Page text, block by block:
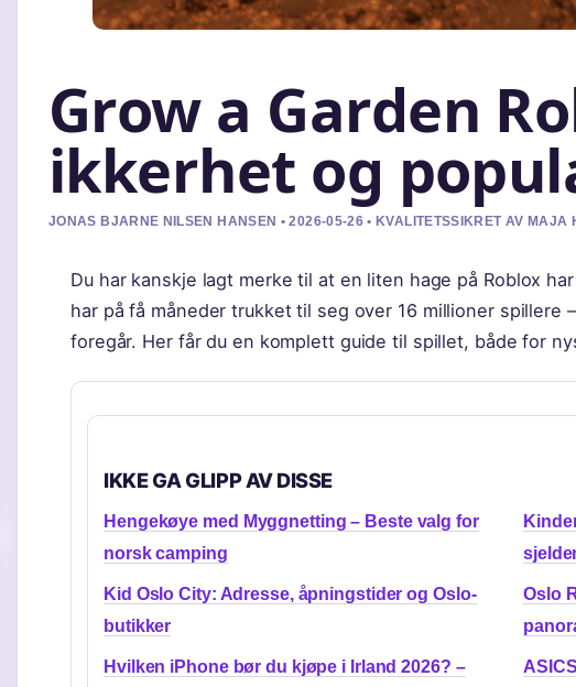
Grow a Garden
ikkerhet og
JONAS BJARNE NILSEN HANSEN • 2026-05-26 • KVALITETSSIKRET AV MAJA
Du har kanskje lagt merke til at en liten hage på Roblox
har på få måneder trukket til seg over 16 millioner spillere
foregår. Her får du en komplett guide til spillet, både for
IKKE GA GLIPP AV DISSE
Hengekøye med Myggnetting – Beste valg for
norsk camping
Kid Oslo City: Adresse, åpningstider og Oslo-
butikker
Oslo
Hvilken iPhone bør du kjøpe i Irland 2026? –